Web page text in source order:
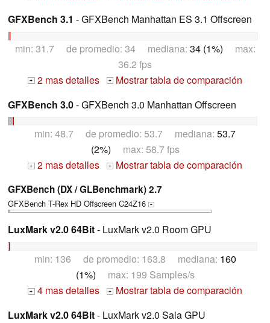
GFXBench 3.1 - GFXBench Manhattan ES 3.1 Offscreen
min: 31.7 de promedio: 34 mediana: 34 (1%) max:
36.2 fps
+ 2 mas detalles +
Mostrar tabla de comparación
GFXBench 3.0- GFXBench 3.0 Manhattan Offscreen
min: 48.7 de promedio: 53.7 mediana: 53.7
(2%) max: 58.7 fps
+ 2 mas detalles + Mostrar tabla de comparación
GFXBench (DX / GLBenchmark) 2.7
GFXBench T-Rex HD Offscreen C24Z16 +
LuxMark v2.0 64Bit- LuxMark v2.0 Room GPU
min: 136 de promedio: 163.8 mediana: 160
(1%) max: 199 Samples/s
+ 4 mas detalles +
Mostrar tabla de comparación
LuxMark v2.0 64Bit- LuxMark v2.0 Sala GPU